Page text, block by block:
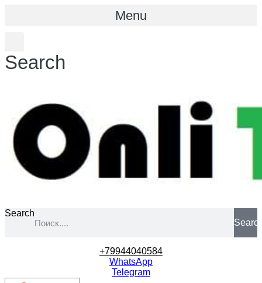
Menu
Search
Search
+79944040584
WhatsApp
Telegram